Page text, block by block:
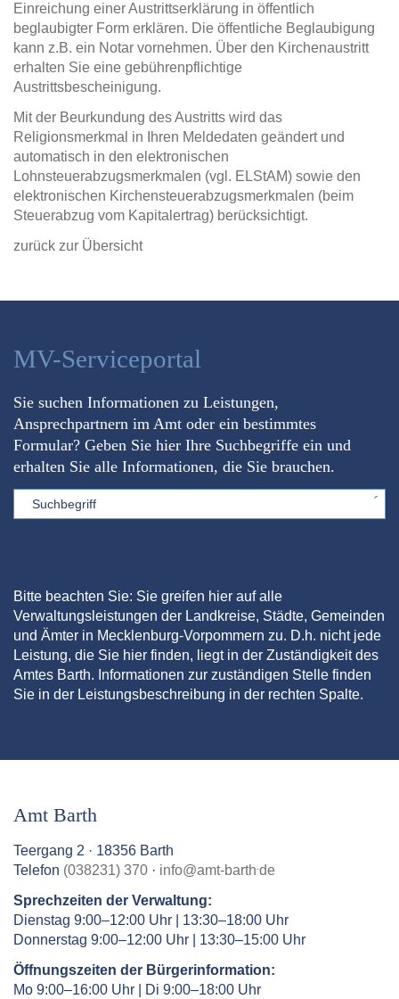
Einreichung einer Austrittserklärung in öffentlich
beglaubigter Form erklären. Die öffentliche Beglaubigung
kann z.B. ein Notar vornehmen. Über den Kirchenaustritt
erhalten Sie eine gebührenpflichtige
Austrittsbescheinigung.
Mit der Beurkundung des Austritts wird das
Religionsmerkmal in Ihren Meldedaten geändert und
automatisch in den elektronischen
Lohnsteuerabzugsmerkmalen (vgl. ELStAM) sowie den
elektronischen Kirchensteuerabzugsmerkmalen (beim
Steuerabzug vom Kapitalertrag) berücksichtigt.
zurück zur Übersicht
MV-Serviceportal
Sie suchen Informationen zu Leistungen,
Ansprechpartnern im Amt oder ein bestimmtes
Formular? Geben Sie hier Ihre Suchbegriffe ein und
erhalten Sie alle Informationen, die Sie brauchen.
Sword
Bitte beachten Sie: Sie greifen hier auf alle
Verwaltungsleistungen der Landkreise, Städte, Gemeinden
und Ämter in Mecklenburg-Vorpommern zu. D.h. nicht jede
Leistung, die Sie hier finden, liegt in der Zuständigkeit des
Amtes Barth. Informationen zur zuständigen Stelle finden
Sie in der Leistungsbeschreibung in der rechten Spalte.
Amt Barth
Teergang 2 · 18356 Barth
Telefon (038231) 370 · info@amt-barth.de
Sprechzeiten der Verwaltung:
Dienstag 9:00–12:00 Uhr | 13:30–18:00 Uhr
Donnerstag 9:00–12:00 Uhr | 13:30–15:00 Uhr
Öffnungszeiten der Bürgerinformation:
Mo 9:00–16:00 Uhr | Di 9:00–18:00 Uhr